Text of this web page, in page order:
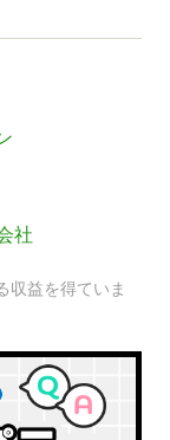
社
収益を得ていま